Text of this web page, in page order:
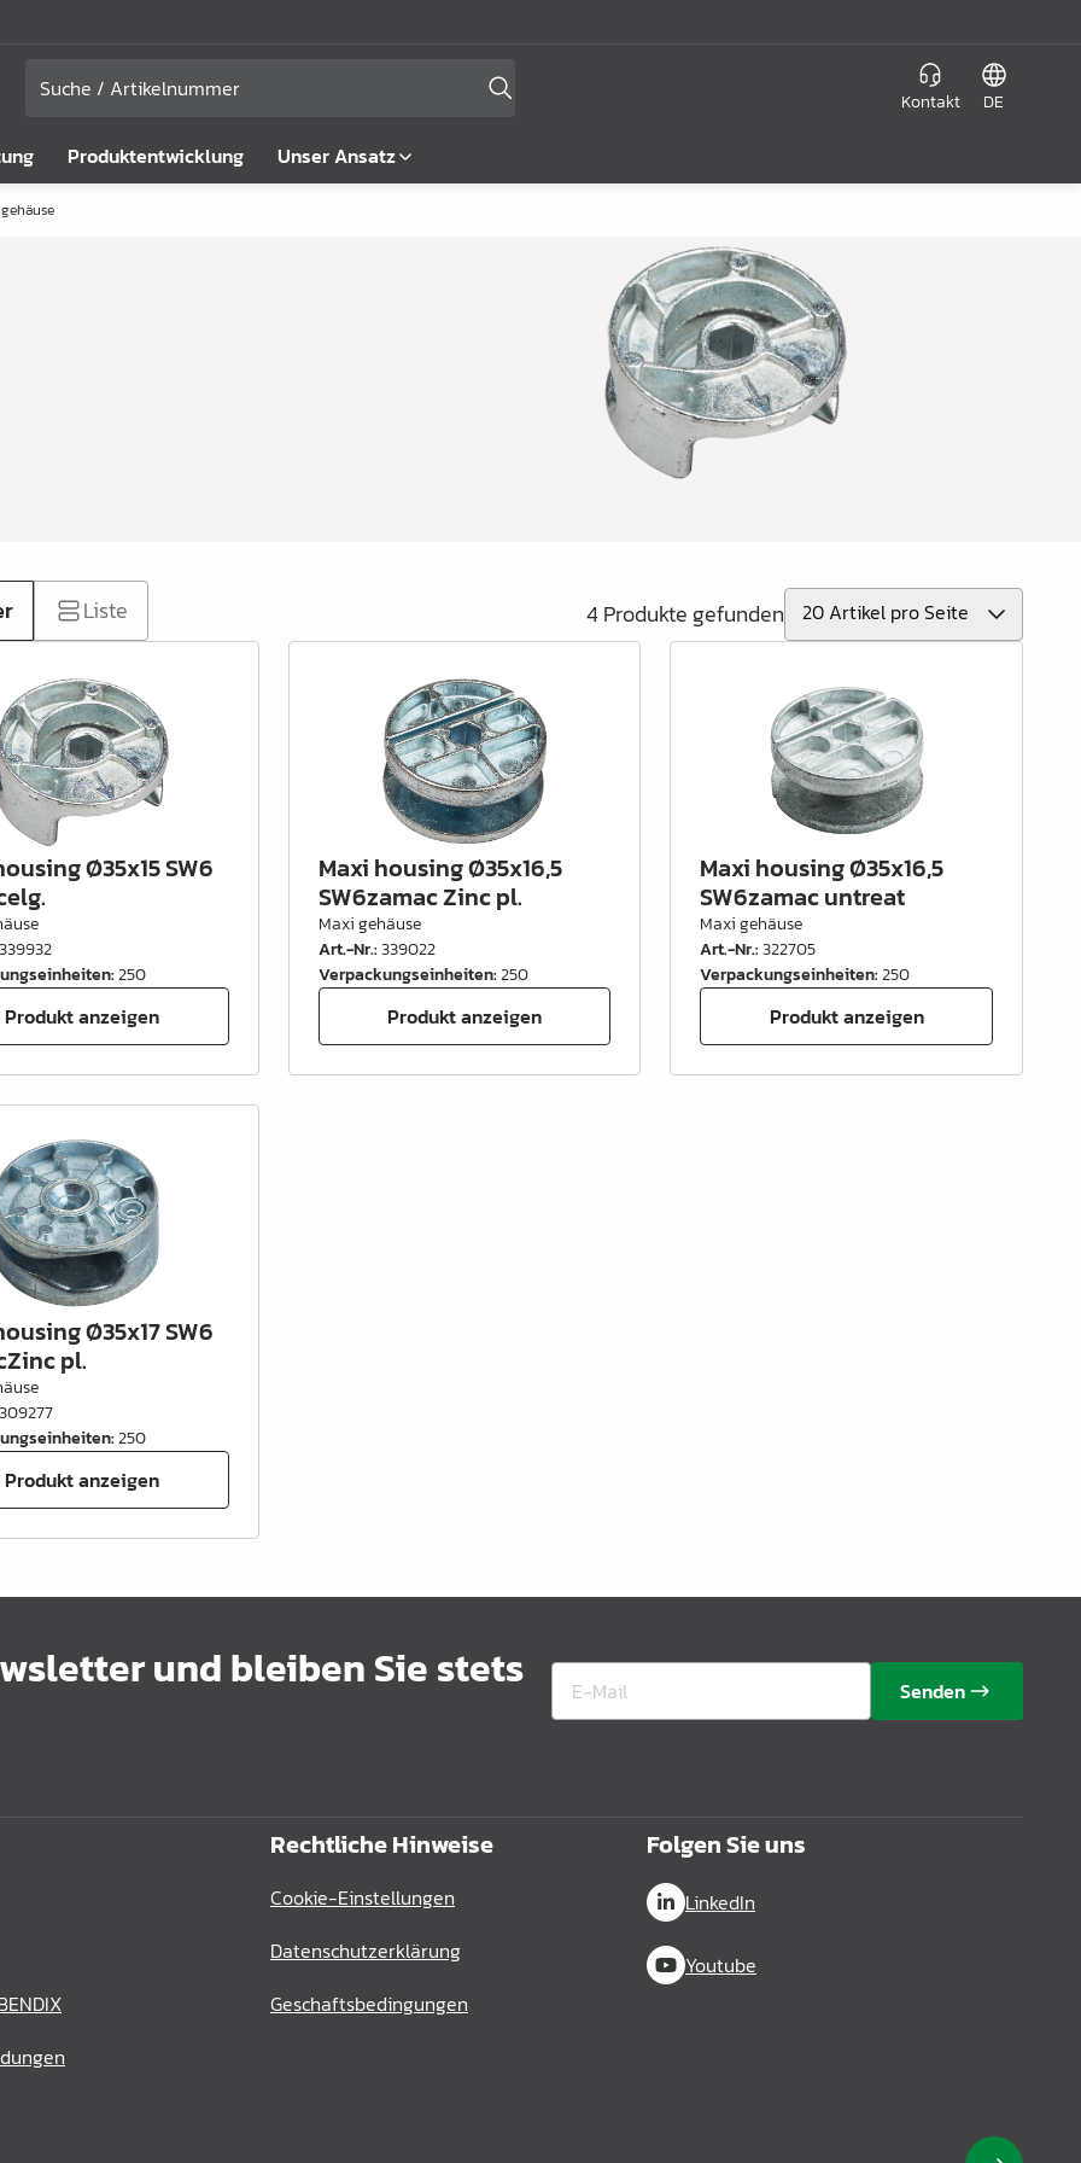
Kontakt DE
Produktentwicklung Unser Ansatz
Liste 4 Produkte gefunden
Ø35x15 SW6
339932
:250
Produkt anzeigen
Maxi housing Ø35x16,5
SW6zamac Zinc pl.
Maxi gehäuse
Art.-Nr.:339022
Verpackungseinheiten:250
Produkt anzeigen
Maxi housing Ø35x16,5
SW6zamac untreat
Maxi gehäuse
Art.-Nr.:322705
Verpackungseinheiten:250
Produkt anzeigen
Ø35x17 SW6
pl.
309277
:250
Produkt anzeigen
und bleiben Sie stets Senden
Rechtliche Hinweise
Cookie-Einstellungen
Datenschutzerklärung
Geschaftsbedingungen
Folgen Sie uns
LinkedIn
Youtube